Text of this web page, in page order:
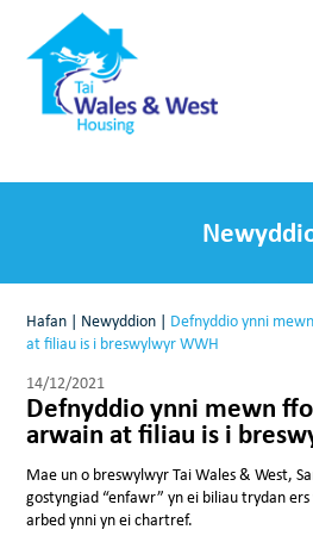
Hafan | Newyddion | Defnyddio ynni
at filiau is i breswylwyr WWH
14/12/2021
Defnyddio ynni mewn
arwain at filiau is i
Mae un o breswylwyr Tai Wales & West,
gostyngiad “enfawr” yn ei biliau trydan
arbed ynni yn ei chartref.